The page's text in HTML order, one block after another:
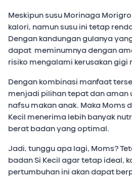
Meskipun susu Morinaga
kalori, namun susu ini tetap
Dengan kandungan gulanya
dapat meminumnya dengan
risiko mengalami kerusakan gigi
Dengan kombinasi manfaat
menjadi pilihan tepat dan aman
nafsu makan anak. Maka Moms
Kecil menerima lebih banyak
berat badan yang optimal.
Jadi, tunggu apa lagi, Moms?
badan Si Kecil agar tetap ideal,
pertumbuhan ini akan dapat